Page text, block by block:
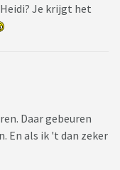
Je krijgt het
Daar gebeuren
En als ik 't dan zeker